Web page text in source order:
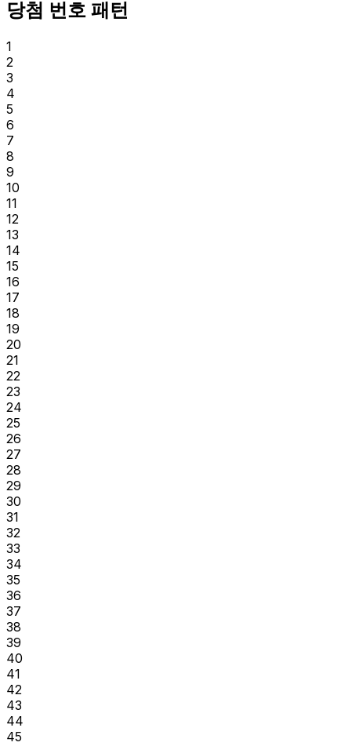
당첨 번호 패턴
1
2
3
4
5
6
7
8
9
10
11
12
13
14
15
16
17
18
19
20
21
22
23
24
25
26
27
28
29
30
31
32
33
34
35
36
37
38
39
40
41
42
43
44
45